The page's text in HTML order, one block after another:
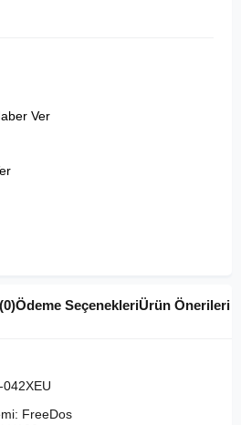
Ver
(0)Ödeme SeçenekleriÜrün Önerileri
042XEU
FreeDos